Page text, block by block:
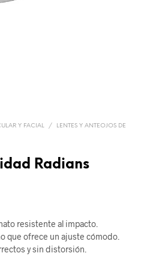
Y FACIAL /
LENTES Y ANTEOJOS DE
Radians
resistente al impacto.
que ofrece un ajuste cómodo.
y sin distorsión.